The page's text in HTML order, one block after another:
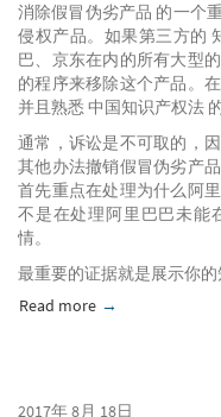
消除假冒伪劣产品 的一个
侵权产品。如果第三方的
巴、京东在内的所有大型
的程序来移除这个产品。
并且熟悉 中国知识产权法
通常，诉讼是不可取的，
其他办法撤销假冒伪劣产
首先重点在处理为什么阿
不是在处理阿里巴巴未能
情。
最重要的证据就是展示你
Read more about 如何取消
2017年 8月 18日